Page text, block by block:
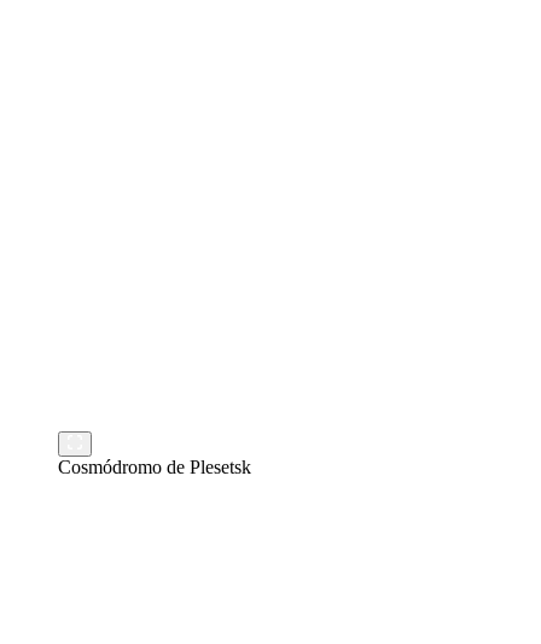
Cosmódromo de Plesetsk